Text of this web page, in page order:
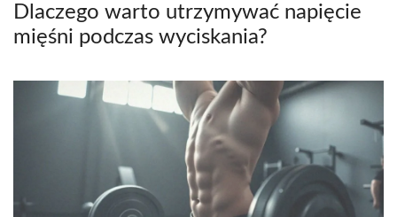
Dlaczego warto utrzymywać napięcie
mięśni podczas wyciskania?